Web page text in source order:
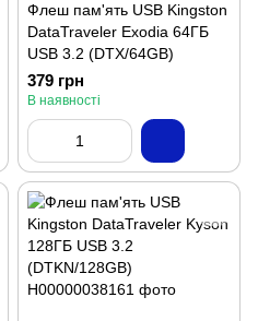
Флеш пам'ять USB Kingston
DataTraveler Exodia 64ГБ
USB 3.2 (DTX/64GB)
379 грн
В наявності